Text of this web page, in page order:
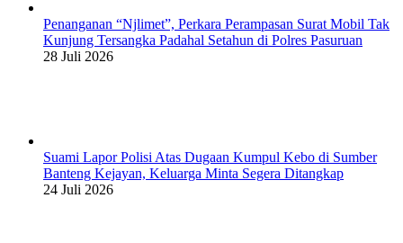
Penanganan “Njlimet”, Perkara Perampasan Surat Mobil Tak
Kunjung Tersangka Padahal Setahun di Polres Pasuruan
28 Juli 2026
Suami Lapor Polisi Atas Dugaan Kumpul Kebo di Sumber
Banteng Kejayan, Keluarga Minta Segera Ditangkap
24 Juli 2026